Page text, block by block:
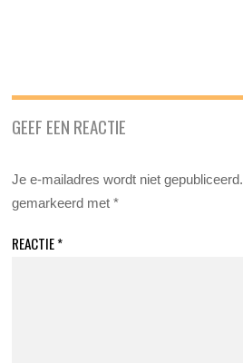
GEEF EEN REACTIE
Je e-mailadres wordt niet gepubliceerd.
gemarkeerd met*
REACTIE*